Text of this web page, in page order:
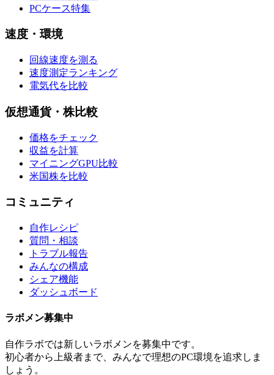
PCケース特集
速度・環境
回線速度を測る
速度測定ランキング
電気代を比較
仮想通貨・株比較
価格をチェック
収益を計算
マイニングGPU比較
米国株を比較
コミュニティ
自作レシピ
質問・相談
トラブル報告
みんなの構成
シェア機能
ダッシュボード
ラボメン募集中
自作ラボでは新しいラボメンを募集中です。
初心者から上級者まで、みんなで理想のPC環境を追求しま
しょう。